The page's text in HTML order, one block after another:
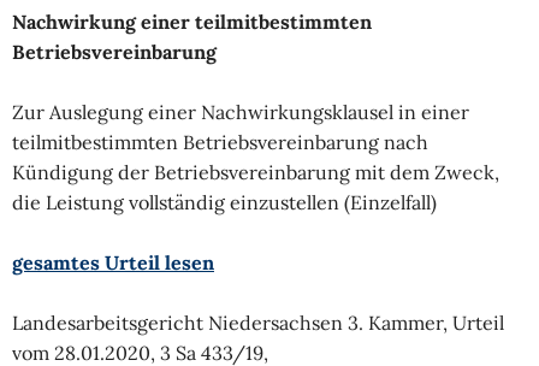
Nachwirkung einer teilmitbestimmten
Betriebsvereinbarung
Zur Auslegung einer Nachwirkungsklausel in einer
teilmitbestimmten Betriebsvereinbarung nach
Kündigung der Betriebsvereinbarung mit dem Zweck,
die Leistung vollständig einzustellen (Einzelfall)
gesamtes Urteil lesen
Landesarbeitsgericht Niedersachsen 3. Kammer, Urteil
vom 28.01.2020, 3 Sa 433/19,